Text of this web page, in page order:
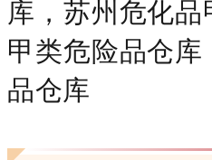
库，苏州危化
甲类危险品仓
品仓库